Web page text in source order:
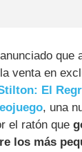
que
venta en
El
, una
el ratón que
los más